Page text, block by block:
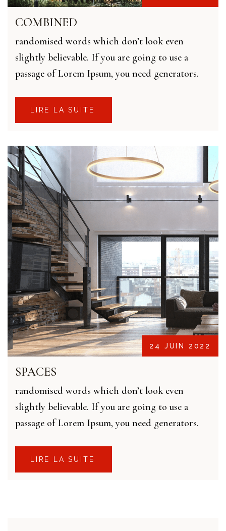
COMBINED
randomised words which don’t look even
slightly believable. If you are going to use a
passage of Lorem Ipsum, you need generators.
LIRE LA SUITE
24 JUIN 2022
SPACES
randomised words which don’t look even
slightly believable. If you are going to use a
passage of Lorem Ipsum, you need generators.
LIRE LA SUITE